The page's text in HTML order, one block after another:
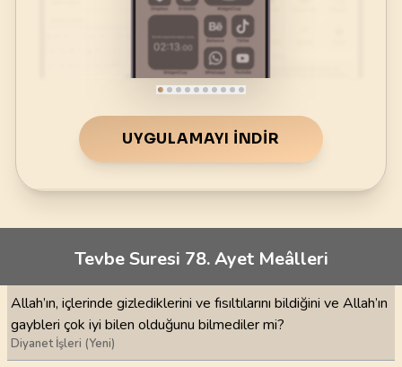
UYGULAMAYI İNDIR
Tevbe Suresi 78. Ayet Meâlleri
Allah’ın, içlerinde gizlediklerini ve fısıltılarını bildiğini ve Allah’ın
gaybleri çok iyi bilen olduğunu bilmediler mi?
Diyanet İşleri (Yeni)